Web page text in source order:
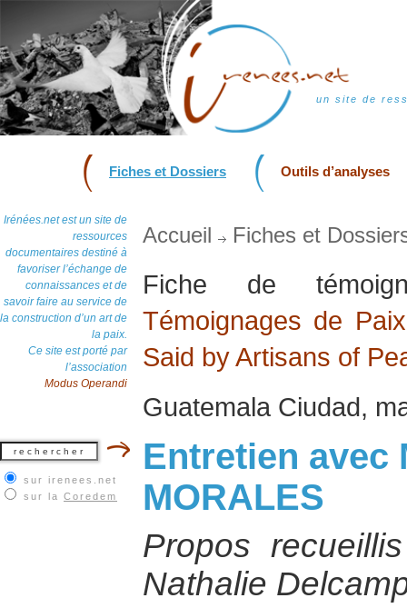
un site de
Fiches et Dossiers Outils d’analyses
Irénées.net est un site de
ressources
documentaires destiné à
favoriser l’échange de
connaissances et de
savoir faire au service de
la construction d’un art de
la paix.
Ce site est porté par
l’association
Modus Operandi
sur irenees.net
sur la Coredem
Accueil Fiches et
Fiche de
Témoignages de
Said by Artisans of
Guatemala Ciudad,
Entretien avec
MORALES
Propos
Nathalie